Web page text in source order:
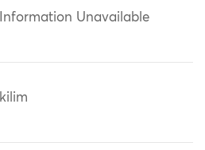
Information Unavailable
kilim